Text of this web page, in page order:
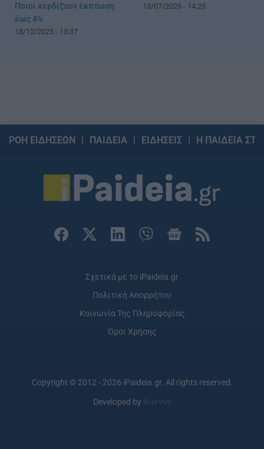
Ποιοί κερδίζουν έκπτωση
έως 4%
18/12/2025 - 13:37
13/07/2025 - 14:25
ΡΟΗ ΕΙΔΗΣΕΩΝ ΠΑΙΔΕΙΑ ΕΙΔΗΣΕΙΣ Η ΠΑΙΔΕΙΑ
Σχετικά με το iPaideia.gr
Πολιτική Απορρήτου
Κοινωνία Της Πληροφορίας
Όροι Χρήσης
Copyright © 2012 - 2026 iPaideia.gr. All rights reserved.
Developed by